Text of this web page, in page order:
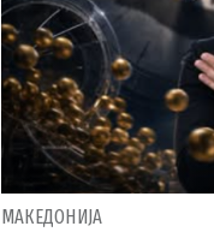
МАКЕДОНИЈА